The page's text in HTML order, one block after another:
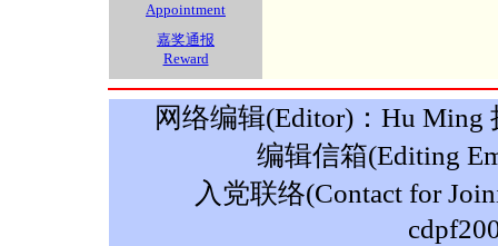
Appointment
嘉奖通报
Reward
网络编辑(Editor)：Hu Ming
编辑信箱(Editing
入党联络(Contact for